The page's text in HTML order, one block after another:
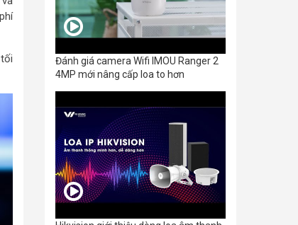
Đánh giá camera Wifi IMOU Ranger 2
4MP mới nâng cấp loa to hơn